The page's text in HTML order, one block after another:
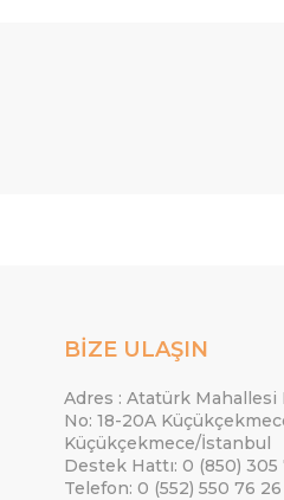
BİZE ULAŞIN
Adres : Atatürk Mahallesi
No: 18-20A
Küçükçekmece/İstanbul
Destek Hattı: 0 (850) 305
Telefon: 0 (552) 550 76 26